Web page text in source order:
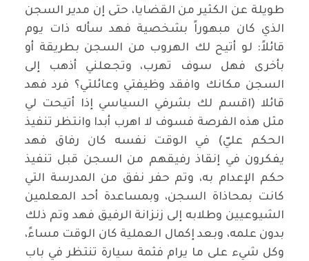
طويلة عن الكثير من القضايا، حتى إن مدير السجن
الذي كان مبهوراً بشخصية فهد سأله ذات يوم
قائلاً: لو أتيح لك الهروب من السجن بطريقة أو
بأخرى فهل سوف تهرب، وتجعلني أذهب إلى
السجن مكانك وافقد وظيفتي وعائلتي؟ فرد فهد
قائلا (اقسم لك بشرفي السياسي إذا أتيحت لي
مثل هذه الفرصة فسوف لا اهرب أبدا وانتظر تنفيذ
الحكم عليّ) في الوقت نفسه كان رفاق فهد
يفكرون في إنقاذ رفيقهم من السجن قبل تنفيذ
حكم الإعدام به، وتم حفر نفق من المدرسة التي
كانت بمحاذاة السجن، وبمساعدة أحد المعلمين
الشيوعيين وطلابه إلى زنزانة الرفيق فهد وتم ذلك
بدون علمه، وبعد إكمال العملية كان الوقت مساءً،
وكل شيء على ما يرام فثمة سيارة تنتظر في باب